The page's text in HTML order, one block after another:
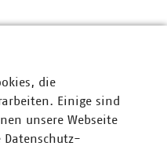
die
Einige sind
unsere Webseite